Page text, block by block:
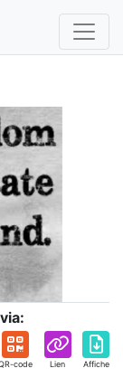
code Lien Affiche